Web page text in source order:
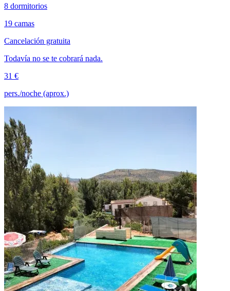
8 dormitorios
19 camas
Cancelación gratuita
Todavía no se te cobrará nada.
31 €
pers./noche (aprox.)